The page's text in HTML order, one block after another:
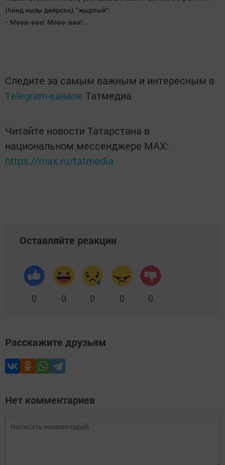
(һинд кызы диярсең) “җырлый”:
- Мәәә-әәә! Мәәә-әәә!..
Следите за самым важным и интересным в
Telegram-канале Татмедиа
Читайте новости Татарстана в
национальном мессенджере MАХ:
https://max.ru/tatmedia
Оставляйте реакции
0 0 0 0 0
Расскажите друзьям
Нет комментариев